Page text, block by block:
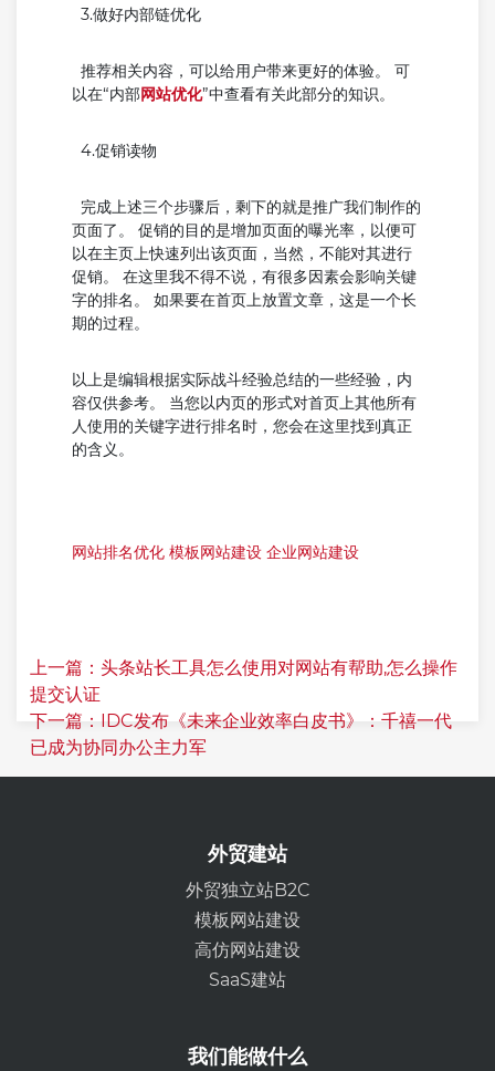
3.做好内部链优化
推荐相关内容，可以给用户带来更好的体验。 可
以在“内部网站优化”中查看有关此部分的知识。
4.促销读物
完成上述三个步骤后，剩下的就是推广我们制作的
页面了。 促销的目的是增加页面的曝光率，以便可
以在主页上快速列出该页面，当然，不能对其进行
促销。 在这里我不得不说，有很多因素会影响关键
字的排名。 如果要在首页上放置文章，这是一个长
期的过程。
以上是编辑根据实际战斗经验总结的一些经验，内
容仅供参考。 当您以内页的形式对首页上其他所有
人使用的关键字进行排名时，您会在这里找到真正
的含义。
网站排名优化 模板网站建设 企业网站建设
上一篇：头条站长工具怎么使用对网站有帮助,怎么操作
提交认证
下一篇：IDC发布《未来企业效率白皮书》：千禧一代
已成为协同办公主力军
外贸建站
外贸独立站B2C
模板网站建设
高仿网站建设
SaaS建站
我们能做什么